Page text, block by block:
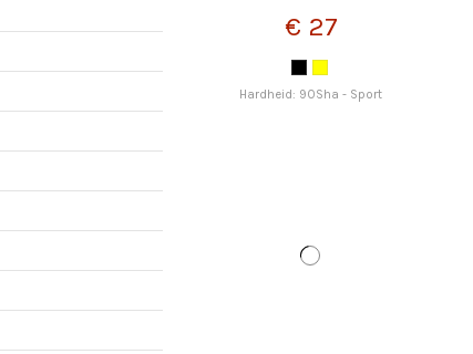
€ 27
Hardheid: 90Sha - Sport